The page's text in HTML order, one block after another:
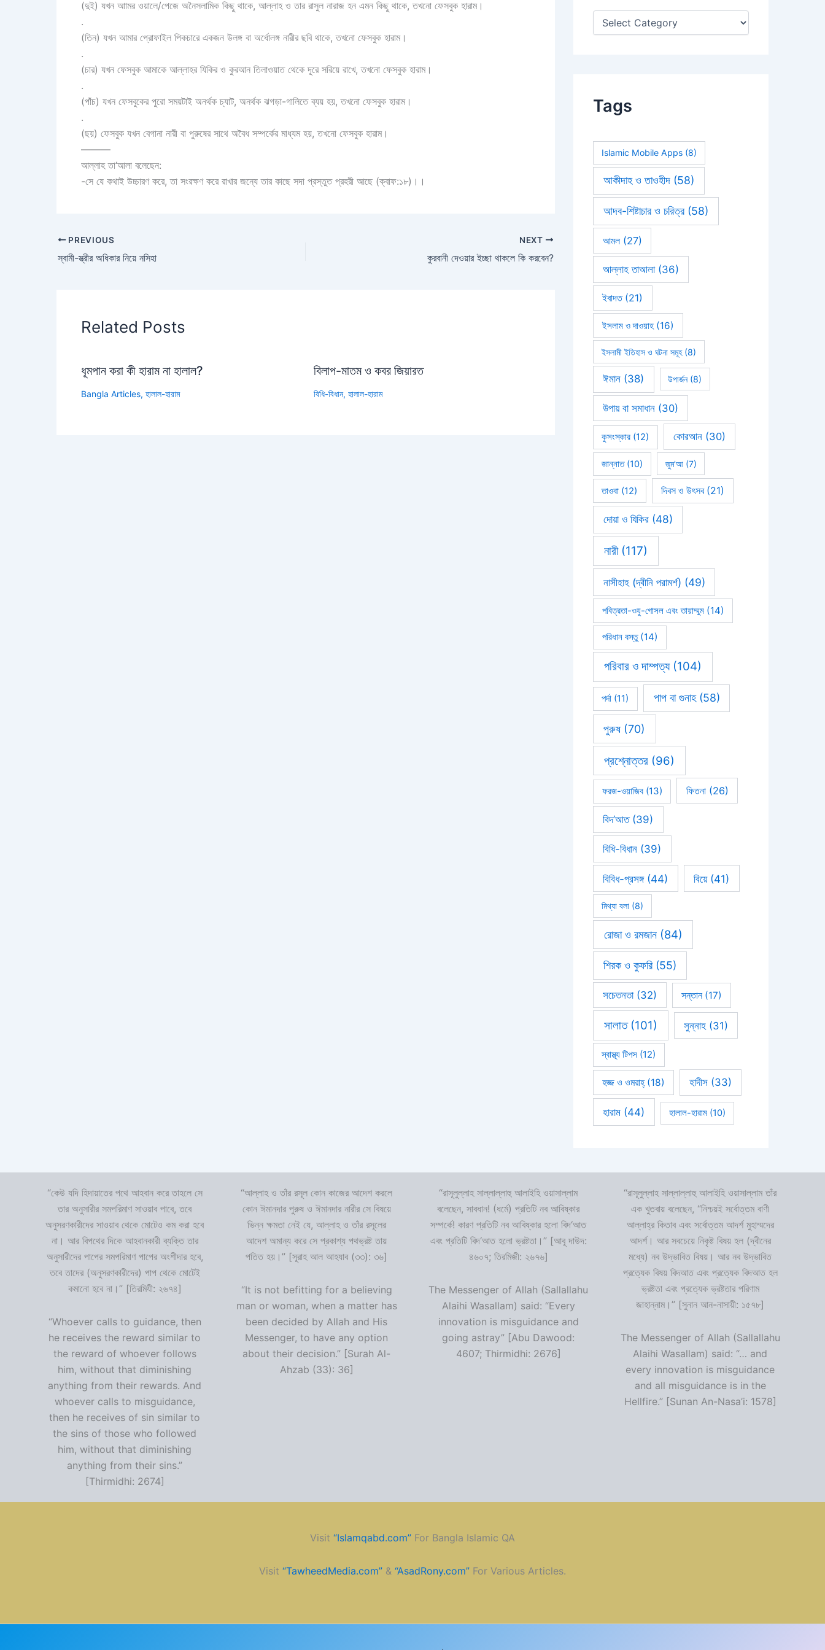
(দুই) যখন আামর ওয়ালে/পেজে অনৈসলামিক কিছু থাকে, আল্লাহ ও তার রাসুল নারাজ হন এমন কিছু থাকে, তখনো ফেসবুক হারাম।
.
(তিন) যখন আমার প্রোফাইল পিকচারে একজন উলঙ্গ বা অর্ধোলঙ্গ নারীর ছবি থাকে, তখনো ফেসবুক হারাম।
.
(চার) যখন ফেসবুক আমাকে আল্লাহর যিকির ও কুরআন তিলাওয়াত থেকে দূরে সরিয়ে রাখে, তখনো ফেসবুক হারাম।
.
(পাঁচ) যখন ফেসবুকের পুরো সময়টাই অনর্থক চ্যাট, অনর্থক ঝগড়া-গালিতে ব্যয় হয়, তখনো ফেসবুক হারাম।
.
(ছয়) ফেসবুক যখন বেগানা নারী বা পুরুষের সাথে অবৈধ সম্পর্কের মাধ্যম হয়, তখনো ফেসবুক হারাম।
———
আল্লাহ তা‘আলা বলেছেন:
-সে যে কথাই উচ্চারণ করে, তা সংরক্ষণ করে রাখার জন্যে তার কাছে সদা প্রস্তুত প্রহরী আছে (ক্বাফ:১৮)।।
PREVIOUS
স্বামী-স্ত্রীর অধিকার নিয়ে নসিহা
NEXT
কুরবানী দেওয়ার ইচ্ছা থাকলে কি করবেন?
Related Posts
ধূমপান করা কী হারাম না হালাল?
Bangla Articles, হালাল-হারাম
বিলাপ-মাতম ও কবর জিয়ারত
বিধি-বিধান, হালাল-হারাম
:
Tags
Islamic Mobile Apps(8)
আকীদাহ ও তাওহীদ(58)
আদব-শিষ্টাচার ও চরিত্র(58)
আমল(27)
আল্লাহ তাআলা(36)
ইবাদত(21)
ইসলাম ও দাওয়াহ(16)
ইসলামী ইতিহাস ও ঘটনা সমূহ(8)
ঈমান (38) উপার্জন(8)
উপায় বা সমাধান(30)
কুসংস্কার (12) কোরআন(30)
জান্নাত(10) জুম'আ(7)
তাওবা (12) দিবস ও উৎসব(21)
দোয়া ও যিকির(48)
নারী(117)
নাসীহাহ (দ্বীনি পরামর্শ) (49)
পবিত্রতা-ওযু-গোসল এবং তায়াম্মুম(14)
পরিধান বস্তু(14)
পরিবার ও দাম্পত্য(104)
পর্দা (11) পাপ বা গুনাহ(58)
পুরুষ (70)
প্রশ্নোত্তর(96)
ফরজ-ওয়াজিব(13) ফিতনা(26)
বিদ’আত(39)
বিধি-বিধান (39)
বিবিধ-প্রসঙ্গ(44) বিয়ে(41)
মিথ্যা বলা(8)
রোজা ও রমজান(84)
শিরক ও কুফরি(55)
সচেতনতা(32) সন্তান(17)
সালাত(101) সুন্নাহ(31)
স্বাস্থ্য টিপস (12)
হজ্জ ও ওমরাহ্‌(18) হাদীস (33)
হারাম (44) হালাল-হারাম (10)
“কেউ যদি হিদায়াতের পথে আহবান করে তাহলে সে
তার অনুসারীর সমপরিমাণ সাওয়াব পাবে, তবে
অনুসরণকারীদের সাওয়াব থেকে মোটেও কম করা হবে
না। আর বিপথের দিকে আহবানকারী ব্যক্তি তার
অনুসারীদের পাপের সমপরিমাণ পাপের অংশীদার হবে,
তবে তাদের (অনুসরণকারীদের) পাপ থেকে মোটেই
কমানো হবে না।” [তিরমিযী: ২৬৭৪]
“Whoever calls to guidance, then
he receives the reward similar to
the reward of whoever follows
him, without that diminishing
anything from their rewards. And
whoever calls to misguidance,
then he receives of sin similar to
the sins of those who followed
him, without that diminishing
anything from their sins.”
[Thirmidhi: 2674]
“আল্লাহ ও তাঁর রসূল কোন কাজের আদেশ করলে
কোন ঈমানদার পুরুষ ও ঈমানদার নারীর সে বিষয়ে
ভিন্ন ক্ষমতা নেই যে, আল্লাহ ও তাঁর রসূলের
আদেশ অমান্য করে সে প্রকাশ্য পথভ্রষ্ট তায়
পতিত হয়।” [সূরাহ আল আহযাব (৩৩): ৩৬]
“It is not befitting for a believing
man or woman, when a matter has
been decided by Allah and His
Messenger, to have any option
about their decision.” [Surah Al-
Ahzab (33): 36]
“রাসূলুল্লাহ সাল্লাল্লাহু আলাইহি ওয়াসাল্লাম
বলেছেন, সাবধান! (ধর্মে) প্রতিটি নব আবিষ্কার
সম্পর্কে! কারণ প্রতিটি নব আবিষ্কার হলো বিদ‘আত
এবং প্রতিটি বিদ‘আত হলো ভ্রষ্টতা।” [আবূ দাউদ:
৪৬০৭; তিরমিজী: ২৬৭৬]
The Messenger of Allah (Sallallahu
Alaihi Wasallam) said: “Every
innovation is misguidance and
going astray” [Abu Dawood:
4607; Thirmidhi: 2676]
“রাসূলুল্লাহ সাল্লাল্লাহু আলাইহি ওয়াসাল্লাম তাঁর
এক খুতবায় বলেছেন, “নিশ্চয়ই সর্বোত্তম বাণী
আল্লাহ্‌র কিতাব এবং সর্বোত্তম আদর্শ মুহাম্মদের
আদর্শ। আর সবচেয়ে নিকৃষ্ট বিষয় হল (দ্বীনের
মধ্যে) নব উদ্ভাবিত বিষয়। আর নব উদ্ভাবিত
প্রত্যেক বিষয় বিদআত এবং প্রত্যেক বিদআত হল
ভ্রষ্টতা এবং প্রত্যেক ভ্রষ্টতার পরিণাম
জাহান্নাম।” [সুনান আন-নাসায়ী: ১৫৭৮]
The Messenger of Allah (Sallallahu
Alaihi Wasallam) said: “… and
every innovation is misguidance
and all misguidance is in the
Hellfire.” [Sunan An-Nasa’i: 1578]
Visit “Islamqabd.com” For Bangla Islamic QA
Visit “TawheedMedia.com” & “AsadRony.com” For Various Articles.